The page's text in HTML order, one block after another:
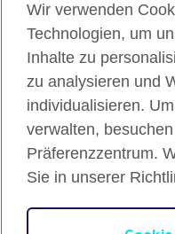
Read our
Terms and Conditions
Equality,
Teaching
Global
Cookies
Safeguarding
of Use British Council
Wir verwenden
Technologien, um
Inhalte zu
zu analysieren und
individualisieren.
verwalten,
Präferenzzentrum.
Sie in unserer